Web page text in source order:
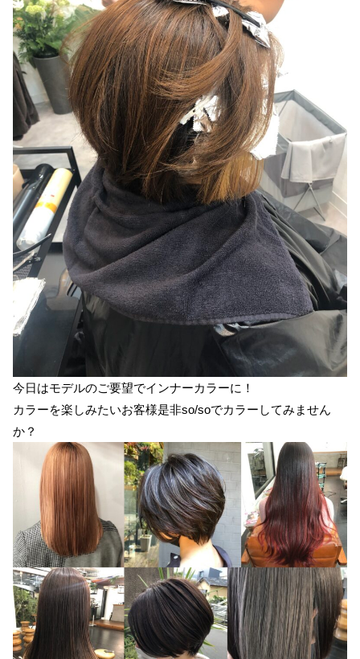
今日はモデルのご要望でインナーカラーに！
カラーを楽しみたいお客様是非so/soでカラーしてみません
か？